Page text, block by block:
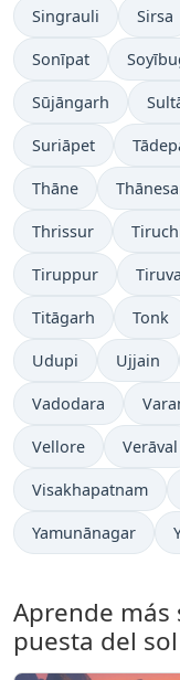
Singrauli Sirsa
Sonīpat
Sūjāngarh
Suriāpet
Thāne
Thrissur
Tiruppur
Titāgarh Tonk
Udupi Ujjain
Vadodara
Vellore Verāval
Visakhapatnam
Yamunānagar
Aprende
puesta del sol